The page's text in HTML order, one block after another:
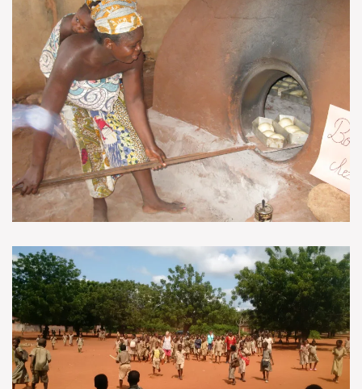
VOIR EN GRAND
VOIR EN GRAND